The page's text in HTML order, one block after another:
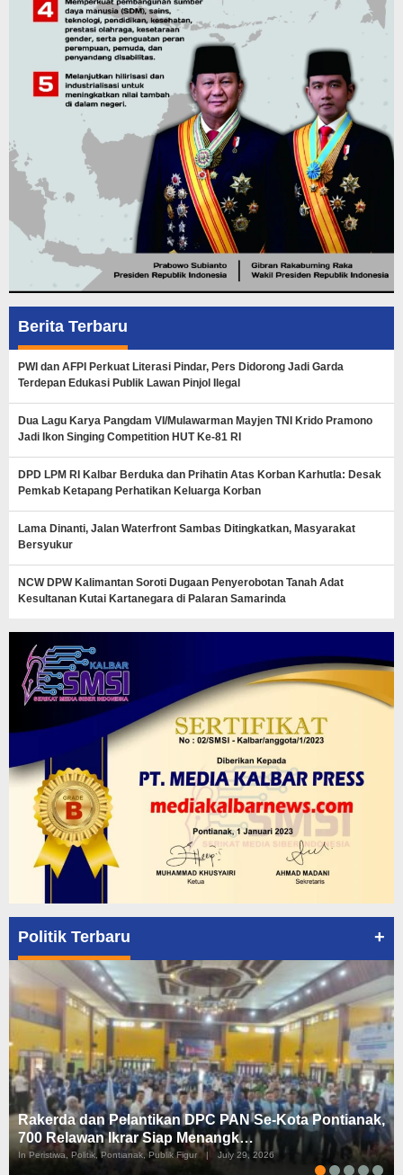
Berita Terbaru
PWI dan AFPI Perkuat Literasi Pindar, Pers Didorong Jadi Garda
Terdepan Edukasi Publik Lawan Pinjol Ilegal
Dua Lagu Karya Pangdam VI/Mulawarman Mayjen TNI Krido Pramono
Jadi Ikon Singing Competition HUT Ke-81 RI
DPD LPM RI Kalbar Berduka dan Prihatin Atas Korban Karhutla: Desak
Pemkab Ketapang Perhatikan Keluarga Korban
Lama Dinanti, Jalan Waterfront Sambas Ditingkatkan, Masyarakat
Bersyukur
NCW DPW Kalimantan Soroti Dugaan Penyerobotan Tanah Adat
Kesultanan Kutai Kartanegara di Palaran Samarinda
Politik Terbaru +
Rakerda dan Pelantikan DPC PAN Se-Kota Pontianak,
700 Relawan Ikrar Siap Menangk…
In Peristiwa, Politik, Pontianak, Publik Figur July 29, 2026